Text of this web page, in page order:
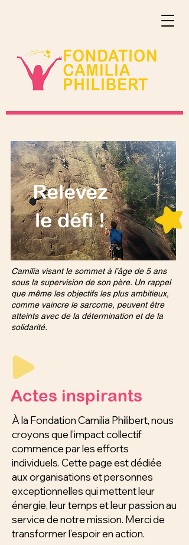
Relevez
le défi !
Camilia visant le sommet à l’âge de 5 ans
sous la supervision de son père. Un rappel
que même les objectifs les plus ambitieux,
comme vaincre le sarcome, peuvent être
atteints avec de la détermination et de la
solidarité.
Actes inspirants
À la Fondation Camilia Philibert, nous
croyons que l’impact collectif
commence par les efforts
individuels. Cette page est dédiée
aux organisations et personnes
exceptionnelles qui mettent leur
énergie, leur temps et leur passion au
service de notre mission. Merci de
transformer l’espoir en action.